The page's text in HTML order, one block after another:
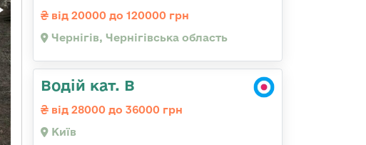
від 20000 до 120000 грн
Чернігів, Чернігівська область
Водій кат. В
від 28000 до 36000 грн
Київ